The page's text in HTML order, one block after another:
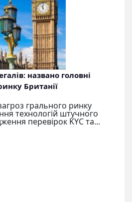
названо головні
Британії
грального ринку
технологій штучного
перевірок KYC та...